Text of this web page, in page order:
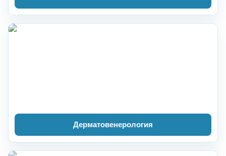
Дерматовенерология